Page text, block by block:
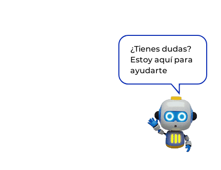
¿Tienes dudas?
Estoy aquí para
ayudarte